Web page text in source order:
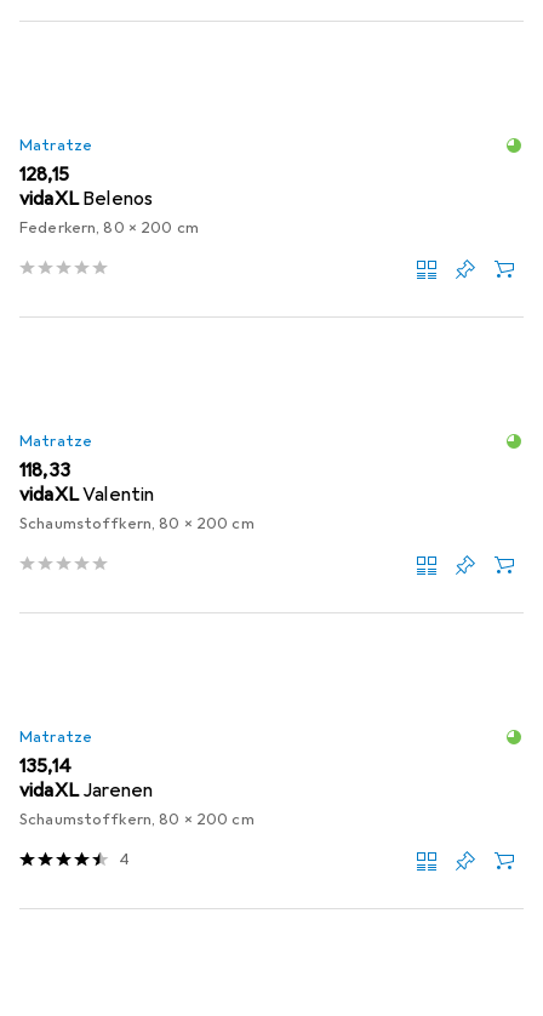
Matratze
EUR
128,15
vidaXL Belenos
Federkern, 80 x 200 cm
Matratze
EUR
118,33
vidaXLValentin
Schaumstoffkern, 80 x 200 cm
Matratze
EUR
135,14
vidaXL Jarenen
Schaumstoffkern, 80 x 200 cm
4